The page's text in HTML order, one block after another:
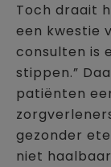
Toch draait
een kwestie
consulten is
stippen.”
patiënten
gezonder
niet